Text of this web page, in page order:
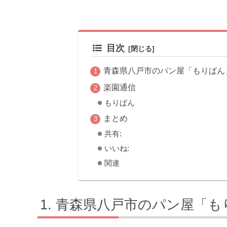
目次
青森県八戸市のパン屋「もりぱん
楽園通信
もりぱん
まとめ
共有:
いいね:
関連
青森県八戸市のパン屋「も